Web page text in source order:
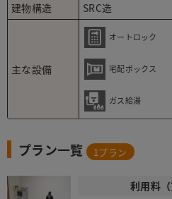
建物構造
SRC造
主な設備
オートロック
宅配ボックス
ガス給湯
プラン一覧 1プラン
利用料（